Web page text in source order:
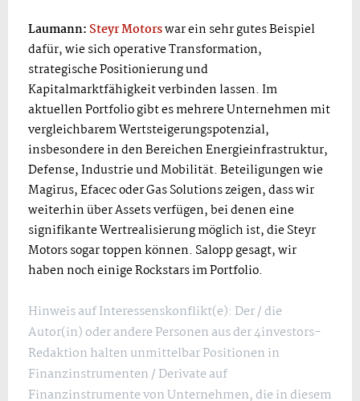
Laumann: Steyr Motorswar ein sehr gutes Beispiel
dafür, wie sich operative Transformation,
strategische Positionierung und
Kapitalmarktfähigkeit verbinden lassen. Im
aktuellen Portfolio gibt es mehrere Unternehmen mit
vergleichbarem Wertsteigerungspotenzial,
insbesondere in den Bereichen Energieinfrastruktur,
Defense, Industrie und Mobilität. Beteiligungen wie
Magirus, Efacec oder Gas Solutions zeigen, dass wir
weiterhin über Assets verfügen, bei denen eine
signifikante Wertrealisierung möglich ist, die Steyr
Motors sogar toppen können. Salopp gesagt, wir
haben noch einige Rockstars im Portfolio.
Hinweis auf Interessenskonflikt(e): Der / die
Autor(in) oder andere Personen aus der 4investors-
Redaktion halten unmittelbar Positionen in
Finanzinstrumenten / Derivate auf
Finanzinstrumente von Unternehmen, die in diesem